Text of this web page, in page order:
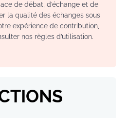
de débat, d’échange et de
la qualité des échanges sous
expérience de contribution,
nos règles d’utilisation.